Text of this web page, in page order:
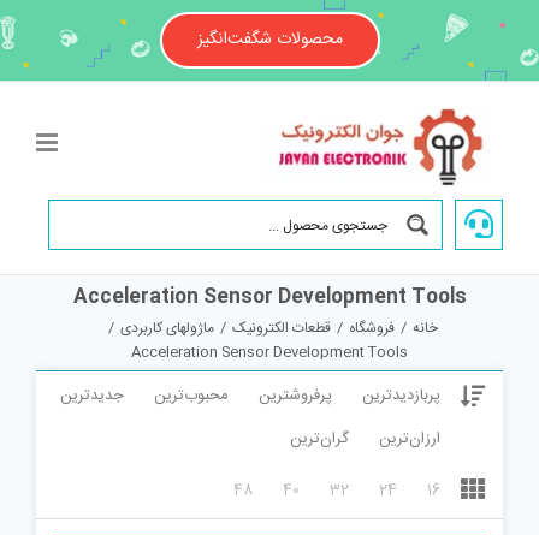
content
محصولات شگفت‌انگیز
Acceleration Sensor Development Tools
خانه / فروشگاه / قطعات الکترونیک / ماژولهای کاربردی /
Acceleration Sensor Development Tools
پربازدیدترین پرفروشترین محبوب‌ترین
جدیدترین
ارزان‌ترین
گران‌ترین
16
24
32
40
48